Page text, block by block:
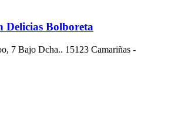
Delicias Bolboreta
7 Bajo Dcha.. 15123 Camariñas -